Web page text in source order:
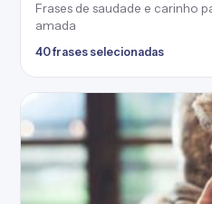
Frases de saudade e carinho
amada
40 frases selecionadas